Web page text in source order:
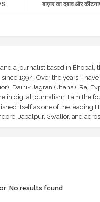
बाज़ार का दबाव और
a journalist based in Bhopal,
1994. Over the years, I
Dainik Jagran (Jhansi), Raj
in digital journalism. I am the
itself as one of the leading
Jabalpur, Gwalior, and
No results found